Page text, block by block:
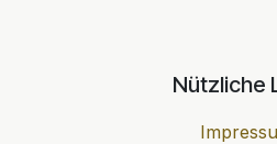
Nützliche